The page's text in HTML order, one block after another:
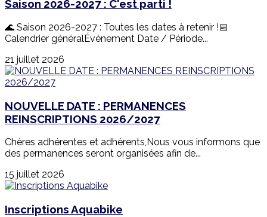
Saison 2026-2027 : C'est parti !
🌊 Saison 2026-2027 : Toutes les dates à retenir !📅
Calendrier généralÉvénement Date / Période...
21 juillet 2026
NOUVELLE DATE : PERMANENCES
REINSCRIPTIONS 2026/2027
Chères adhérentes et adhérents,Nous vous informons que
des permanences seront organisées afin de...
15 juillet 2026
Inscriptions Aquabike